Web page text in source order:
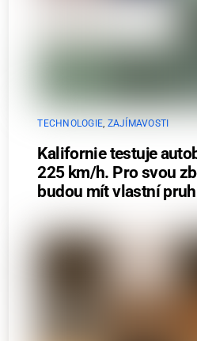
TECHNOLOGIE, ZAJÍMAVOSTI
Kalifornie testuje
225 km/h. Pro svou
budou mít vlastní